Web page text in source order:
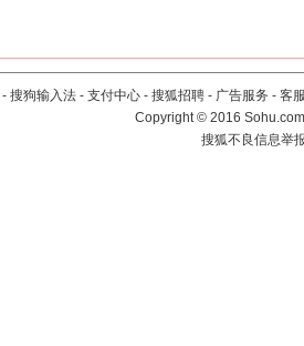
- 搜狗输入法 - 支付中心 - 搜狐招聘 - 广告服务 - 客
Copyright©2016
搜狐不良信息举